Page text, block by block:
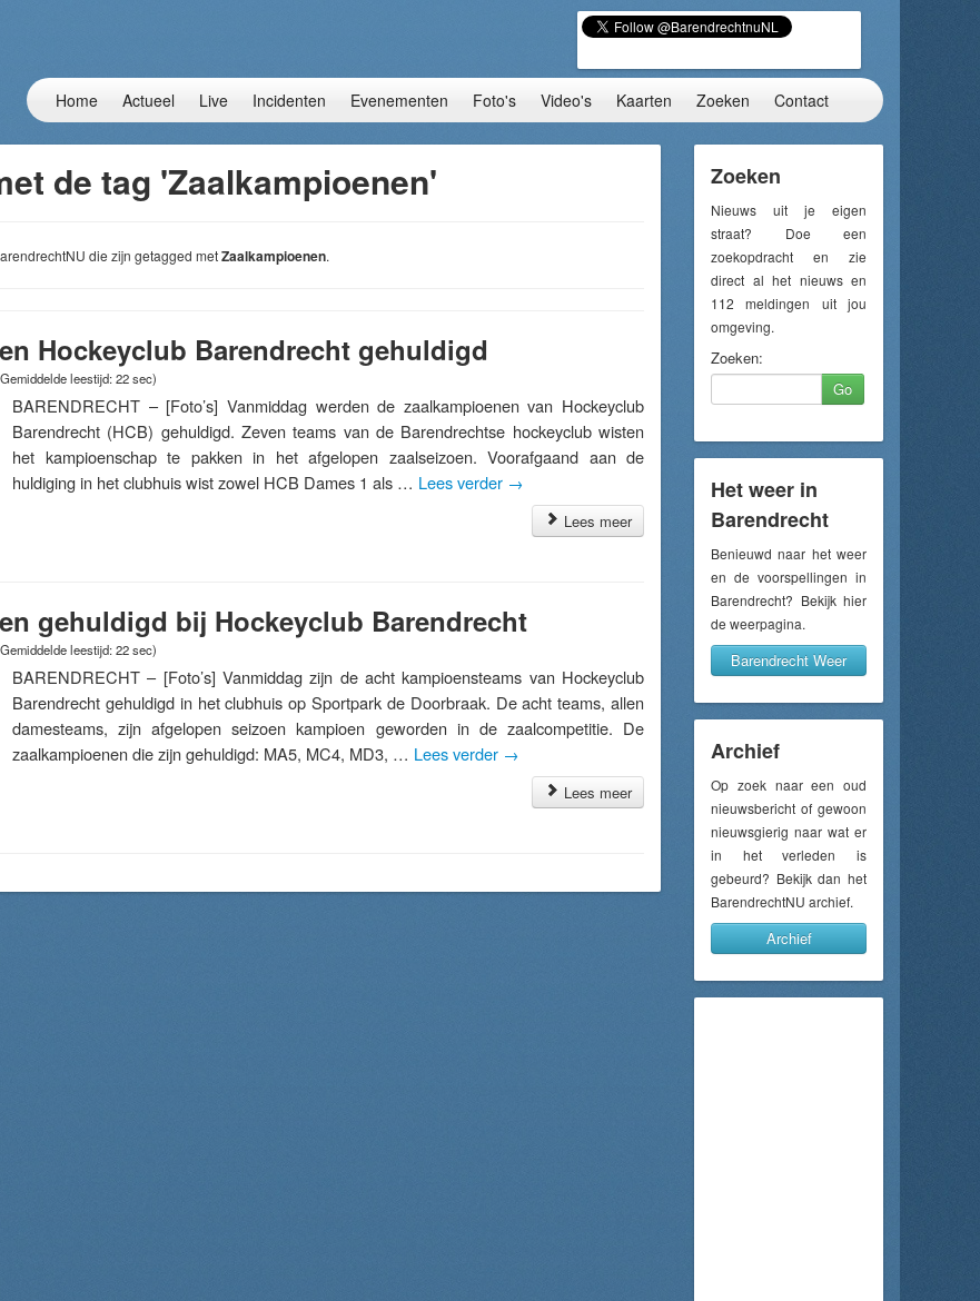
Home Actueel Live Incidenten Evenementen Foto's Video's Kaarten Zoeken Contact
de tag 'Zaalkampioenen'
die zijn getagged metZaalkampioenen.
Hockeyclub Barendrecht gehuldigd
leestijd: 22 sec)
BARENDRECHT – [Foto’s] Vanmiddag werden de zaalkampioenen van Hockeyclub
Barendrecht (HCB) gehuldigd. Zeven teams van de Barendrechtse hockeyclub wisten
het kampioenschap te pakken in het afgelopen zaalseizoen. Voorafgaand aan de
huldiging in het clubhuis wist zowel HCB Dames 1 als … Lees verder →
Lees meer
gehuldigd bij Hockeyclub Barendrecht
leestijd: 22 sec)
BARENDRECHT – [Foto’s] Vanmiddag zijn de acht kampioensteams van Hockeyclub
Barendrecht gehuldigd in het clubhuis op Sportpark de Doorbraak. De acht teams, allen
damesteams, zijn afgelopen seizoen kampioen geworden in de zaalcompetitie. De
zaalkampioenen die zijn gehuldigd: MA5, MC4, MD3, … Lees verder →
Lees meer
Zoeken
Nieuws uit je eigen
straat? Doe een
zoekopdracht en zie
direct al het nieuws en
112 meldingen uit jou
omgeving.
Zoeken:
Go
Het weer in
Barendrecht
Benieuwd naar het weer
en de voorspellingen in
Barendrecht? Bekijk hier
de weerpagina.
Barendrecht Weer
Archief
Op zoek naar een oud
nieuwsbericht of gewoon
nieuwsgierig naar wat er
in het verleden is
gebeurd? Bekijk dan het
BarendrechtNU archief.
Archief